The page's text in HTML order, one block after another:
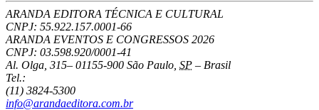
ARANDA EDITORA TÉCNICA E CULTURAL
CNPJ: 55.922.157.0001-66
ARANDA EVENTOS E CONGRESSOS 2026
CNPJ: 03.598.920/0001-41
Al. Olga, 315– 01155-900 São Paulo SP – Brasil
Tel.:
(11) 3824-5300
info@arandaeditora.com.br